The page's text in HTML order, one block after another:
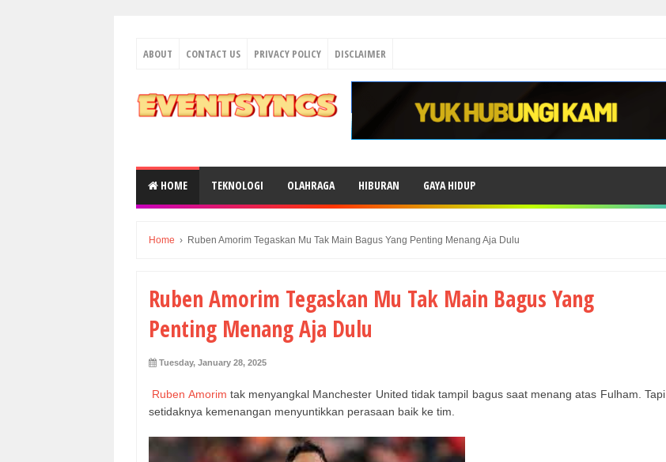
ABOUT CONTACT US PRIVACY POLICY DISCLAIMER
HOME TEKNOLOGI OLAHRAGA HIBURAN GAYA HIDUP
Home › Ruben Amorim Tegaskan Mu Tak Main Bagus Yang Penting Menang Aja Dulu
Ruben Amorim Tegaskan Mu Tak Main Bagus Yang
Penting Menang Aja Dulu
Tuesday, January 28, 2025
Ruben Amorim tak menyangkal Manchester United tidak tampil bagus saat menang atas Fulham. Tapi
setidaknya kemenangan menyuntikkan perasaan baik ke tim.